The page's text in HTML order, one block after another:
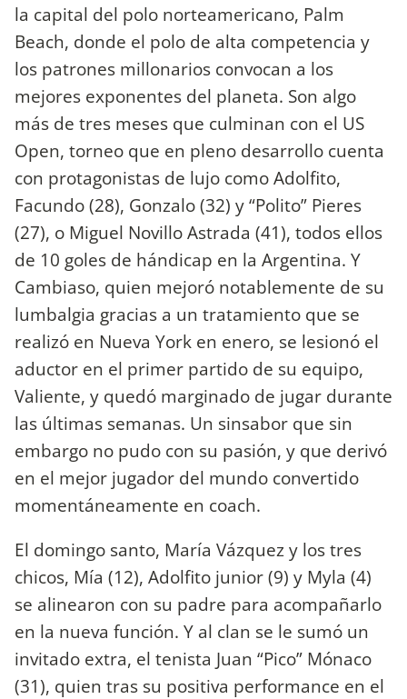
la capital del polo norteamericano, Palm
Beach, donde el polo de alta competencia y
los patrones millonarios convocan a los
mejores exponentes del planeta. Son algo
más de tres meses que culminan con el US
Open, torneo que en pleno desarrollo cuenta
con protagonistas de lujo como Adolfito,
Facundo (28), Gonzalo (32) y “Polito” Pieres
(27), o Miguel Novillo Astrada (41), todos ellos
de 10 goles de hándicap en la Argentina. Y
Cambiaso, quien mejoró notablemente de su
lumbalgia gracias a un tratamiento que se
realizó en Nueva York en enero, se lesionó el
aductor en el primer partido de su equipo,
Valiente, y quedó marginado de jugar durante
las últimas semanas. Un sinsabor que sin
embargo no pudo con su pasión, y que derivó
en el mejor jugador del mundo convertido
momentáneamente en coach.
El domingo santo, María Vázquez y los tres
chicos, Mía (12), Adolfito junior (9) y Myla (4)
se alinearon con su padre para acompañarlo
en la nueva función. Y al clan se le sumó un
invitado extra, el tenista Juan “Pico” Mónaco
(31), quien tras su positiva performance en el